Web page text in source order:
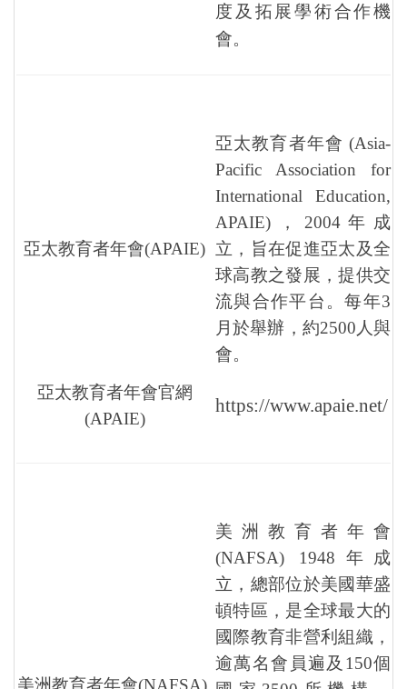
度及拓展學術合作機
會。
亞太教育者年會(APAIE)
亞太教育者年會 (Asia-
Pacific Association for
International Education,
APAIE)，2004年成
立，旨在促進亞太及全
球高教之發展，提供交
流與合作平台。每年3
月於舉辦，約2500人與
會。
亞太教育者年會官網
(APAIE)
https://www.apaie.net/
美洲教育者年會(NAFSA)
美洲教育者年會
(NAFSA) 1948年成
立，總部位於美國華盛
頓特區，是全球最大的
國際教育非營利組織，
逾萬名會員遍及150個